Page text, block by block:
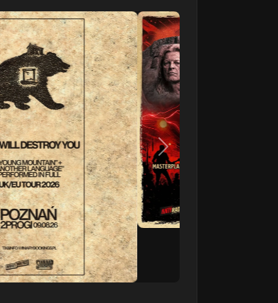
Następny
Destroy You
Klub 2progi